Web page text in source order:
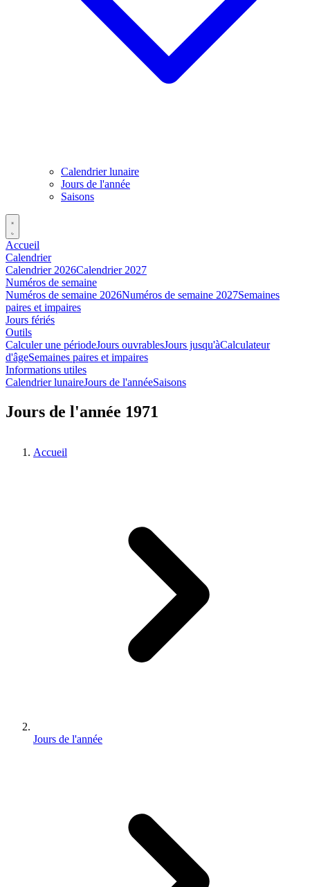
Calendrier lunaire
Jours de l'année
Saisons
Accueil
Calendrier
Calendrier 2026Calendrier 2027
Numéros de semaine
Numéros de semaine 2026Numéros de semaine 2027Semaines
paires et impaires
Jours fériés
Outils
Calculer une périodeJours ouvrablesJours jusqu'àCalculateur
d'âgeSemaines paires et impaires
Informations utiles
Calendrier lunaireJours de l'annéeSaisons
Jours de l'année 1971
Accueil
Jours de l'année